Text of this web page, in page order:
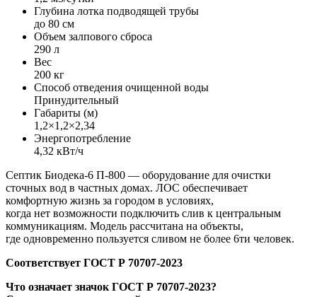
Глубина лотка подводящей трубы
до 80 см
Объем залпового сброса
290 л
Вес
200 кг
Способ отведения очищенной воды
Принудительный
Габариты (м)
1,2×1,2×2,34
Энергопотребление
4,32 кВт/ч
Септик Биодека-6 П-800 — оборудование для очистки
сточных вод в частных домах. ЛОС обеспечивает
комфортную жизнь за городом в условиях,
когда нет возможности подключить слив к центральным
коммуникациям. Модель рассчитана на объекты,
где одновременно пользуется сливом не более 6ти человек.
Соответствует ГОСТ Р 70707-2023
Что означает значок ГОСТ Р 70707-2023?